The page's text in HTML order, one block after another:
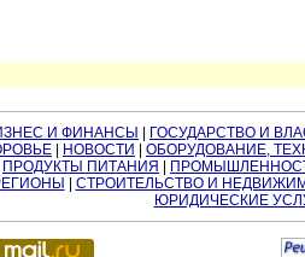
И ФИНАНСЫ ГОСУДАРСТВО И
НОВОСТИ ОБОРУДОВАНИЕ,
ПРОДУКТЫ ПИТАНИЯ
СТРОИТЕЛЬСТВО И
ЮРИДИЧЕСКИЕ